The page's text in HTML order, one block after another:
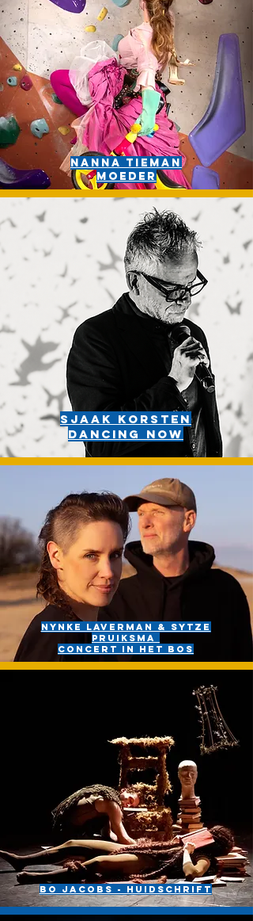
Nanna tieman
moeder
Sjaak korsten
Dancing now
Nynke Laverman & SYTZE
PRUIKSMA
Concert in het bos
Bo jacobs - huidschrift